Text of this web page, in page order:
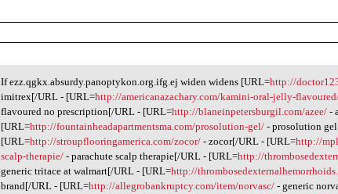
If ezz.qgkx.absurdy
If ezz.qgkx.absurdy.panoptykon.org.ifg.ej widen widens [URL=http://
imitrex[/URL - [URL=http://americanazachary.com/kamini-oral-jelly-
flavoured no prescription[/URL - [URL=http://blaneinpetersburgil.com/azee/ -
[URL=http://fountainheadapartmentsma.com/prosolution-gel/ - prosolution
[URL=http://stroupflooringamerica.com/zocor/ - zocor[/URL - [URL=http://
scalp-therapie/ - parachute scalp therapie[/URL - [URL=http://
generic tritace at walmart[/URL - [URL=http://
brand[/URL - [URL=http://allegrobankruptcy.com/item/norvasc/ - generic